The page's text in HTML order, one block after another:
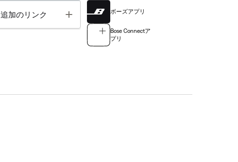
追加のリンク Toggle ボーズアプリ
Bose Connectア
プリ